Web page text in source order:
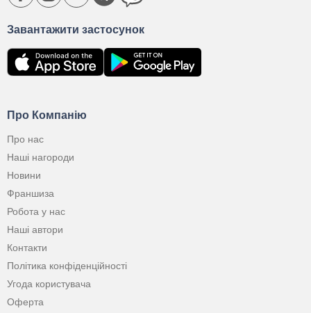
Про Компанію
Про нас
Наші нагороди
Новини
Франшиза
Робота у нас
Наші автори
Контакти
Політика конфіденційності
Угода користувача
Оферта
Завантажити застосунок